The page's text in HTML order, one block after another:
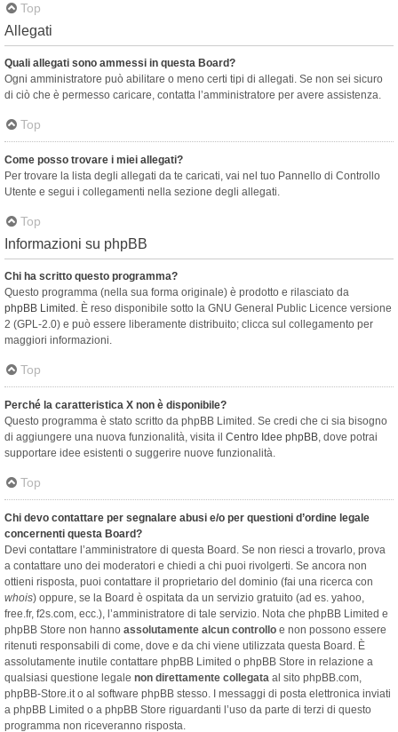
Top
Allegati
Quali allegati sono ammessi in questa Board?
Ogni amministratore può abilitare o meno certi tipi di allegati. Se non sei sicuro
di ciò che è permesso caricare, contatta l’amministratore per avere assistenza.
Top
Come posso trovare i miei allegati?
Per trovare la lista degli allegati da te caricati, vai nel tuo Pannello di Controllo
Utente e segui i collegamenti nella sezione degli allegati.
Top
Informazioni su phpBB
Chi ha scritto questo programma?
Questo programma (nella sua forma originale) è prodotto e rilasciato da
phpBB Limited . È reso disponibile sotto la GNU General Public Licence versione
2 (GPL-2.0) e può essere liberamente distribuito; clicca sul collegamento per
maggiori informazioni.
Top
Perché la caratteristica X non è disponibile?
Questo programma è stato scritto da phpBB Limited. Se credi che ci sia bisogno
di aggiungere una nuova funzionalità, visita il Centro Idee phpBB, dove potrai
supportare idee esistenti o suggerire nuove funzionalità.
Top
Chi devo contattare per segnalare abusi e/o per questioni d’ordine legale
concernenti questa Board?
Devi contattare l’amministratore di questa Board. Se non riesci a trovarlo, prova
a contattare uno dei moderatori e chiedi a chi puoi rivolgerti. Se ancora non
ottieni risposta, puoi contattare il proprietario del dominio (fai una ricerca con
whois) oppure, se la Board è ospitata da un servizio gratuito (ad es. yahoo,
free.fr, f2s.com, ecc.), l’amministratore di tale servizio. Nota che phpBB Limited e
phpBB Store non hanno assolutamente alcun controllo e non possono essere
ritenuti responsabili di come, dove e da chi viene utilizzata questa Board. È
assolutamente inutile contattare phpBB Limited o phpBB Store in relazione a
qualsiasi questione legale non direttamente collegata al sito phpBB.com,
phpBB-Store.it o al software phpBB stesso. I messaggi di posta elettronica inviati
a phpBB Limited o a phpBB Store riguardanti l’uso da parte di terzi di questo
programma non riceveranno risposta.